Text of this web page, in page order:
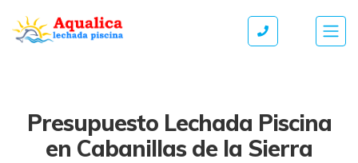
Presupuesto Lechada Piscina
en Cabanillas de la Sierra